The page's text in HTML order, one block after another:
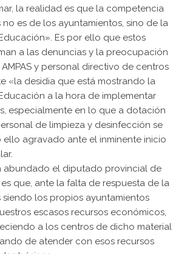
la realidad es que la competencia
es de los ayuntamientos, sino de la
Es por ello que estos
a las denuncias y la preocupación
y personal directivo de centros
«la desidia que está mostrando la
a la hora de implementar
especialmente en lo que a dotación
de limpieza y desinfección se
ello agravado ante el inminente inicio
abundado el diputado provincial de
que, ante la falta de respuesta de la
siendo los propios ayuntamientos
escasos recursos económicos,
a los centros de dicho material
de atender con esos recursos